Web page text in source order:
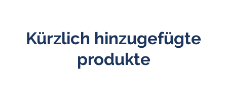
Kürzlich hinzugefügte
produkte